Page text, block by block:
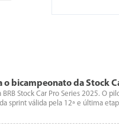
o bicampeonato da Stock
BRB Stock Car Pro Series 2025. O
sprint válida pela 12ª e última